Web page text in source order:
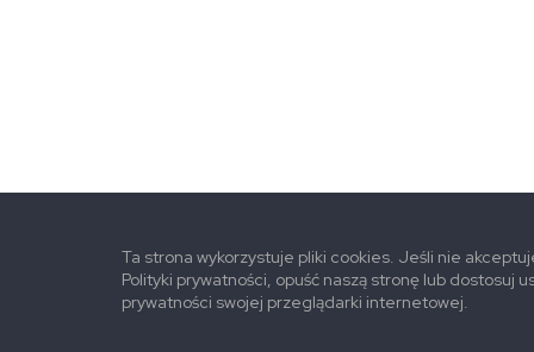
Ta strona wykorzystuje pliki cookies. Jeśli nie
Polityki prywatności, opuść naszą stronę lub dostosuj
prywatności swojej przeglądarki internetowej.